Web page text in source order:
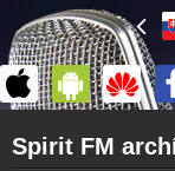
myonlineradio.hu